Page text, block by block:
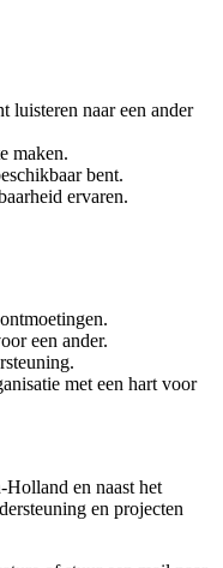
luisteren naar een ander
maken.
bent.
ervaren.
een ander.
met een hart voor
en naast het
en projecten